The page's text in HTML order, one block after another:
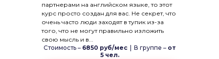
партнерами на английском языке, то этот
курс просто создан для вас. Не секрет, что
очень часто люди заходят в тупик из-за
того, что не могут правильно изложить
свою мысль и в...
Стоимость – 6850 руб/мес В группе – от
5 чел.